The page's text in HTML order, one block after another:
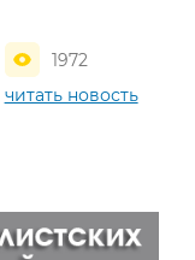
1972
читать новость